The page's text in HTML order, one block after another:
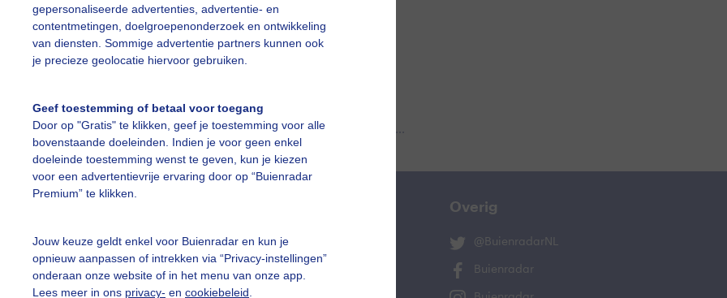
gepersonaliseerde advertenties, advertentie- en
contentmetingen, doelgroepenonderzoek en ontwikkeling
van diensten. Sommige advertentie partners kunnen ook
je precieze geolocatie hiervoor gebruiken.
Geef toestemming of betaal voor toegang
Door op "Gratis" te klikken, geef je toestemming voor alle
bovenstaande doeleinden. Indien je voor geen enkel
doeleinde toestemming wenst te geven, kun je kiezen
voor een advertentievrije ervaring door op “Buienradar
Premium” te klikken.
Jouw keuze geldt enkel voor Buienradar en kun je
opnieuw aanpassen of intrekken via “Privacy-instellingen”
onderaan onze website of in het menu van onze app.
Lees meer in ons privacy- en cookiebeleid
slideshow
Een moment geduld aub...
vragen
De Bilt
Overig
@BuienradarNL
Buienradar